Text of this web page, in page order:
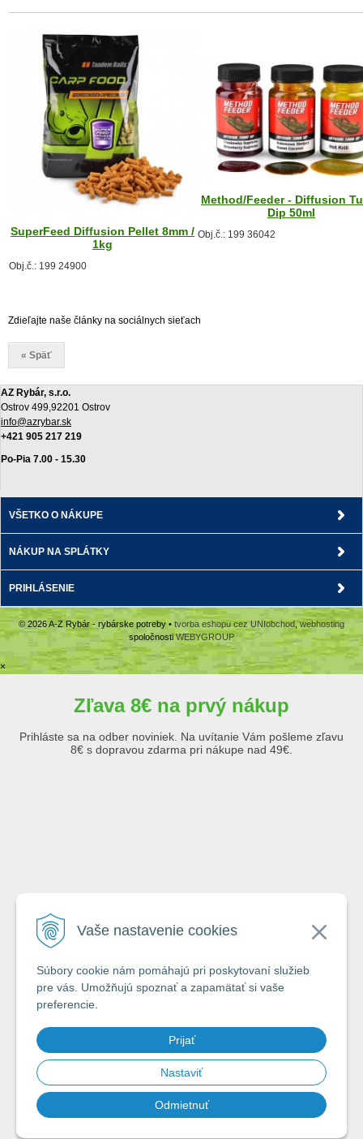
Vaše nastavenie cookies
Súbory cookie nám pomáhajú pri poskytovaní služieb
pre vás. Umožňujú spoznať a zapamätať si vaše
preferencie.
Prijať
Nastaviť
Odmietnuť
SuperFeed Diffusion Pellet 8mm /
1kg
Obj.č.: 199 24900
Method/Feeder - Diffusion
Dip 50ml
Obj.č.: 199 36042
Zdieľajte naše články na sociálnych sieťach
« Späť
AZ Rybár, s.r.o.
Ostrov 499,92201 Ostrov
info@azrybar.sk
+421 905 217 219
Po-Pia 7.00 - 15.30
VŠETKO O NÁKUPE
NÁKUP NA SPLÁTKY
PRIHLÁSENIE
© 2026 A-Z Rybár - rybárske potreby • tvorba eshopu cez UNIobchod ,webhosting
spoločnostiWEBYGROUP
×
Zľava 8€ na prvý nákup
Prihláste sa na odber noviniek. Na uvítanie Vám pošleme zľavu
8€ s dopravou zdarma pri nákupe nad 49€.
Krstné meno
Odoslaním formuláru súhlasím so zásadami
ochrany a spracovávania
osobných údajov spoločnosti A-Z Rybár s.r.o.
Chcem odoberať novinky